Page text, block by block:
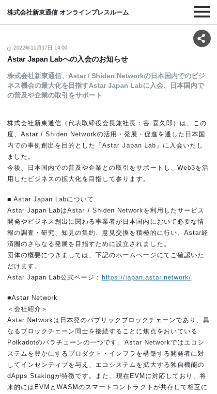
株式会社新東通信 オンラインプレスルーム
2022年11月17日 14:00
Astar Japan Labへの入会のお知らせ
株式会社新東通信、Astar / Shiden Networkの日本国内でのビジ
ネス機会の最大化を目指すAstar Japan Labに入会、日本国内で
の普及や企業の取引をサポート
株式会社新東通信（代表取締役会長兼社長：谷 喜久郎）は、この
度、Astar / Shiden Networkの活用・発展・促進を通した日本国
内での事例創出を目的とした「Astar Japan Lab」に入会いたし
ました。
今後、日本国内での普及や企業との取引をサポートし、Web3を活
用した ビジネスの拡大化を目指して参ります。
■ Astar Japan Labについて
Astar Japan LabはAstar / Shiden Networkを利用したサービス
開発やビジネス創出に関わる事業者が日本国内において必要な情
報の調査・研究、知見の集約、意見交換を積極的に行い、Astar経
済圏のさらなる発展を目指すために設立されました。
団体の概要につきましては、下記のホームページにてご確認いた
だけます。
Astar Japan Lab公式ページ： https://japan.astar.network/
■Astar Network
＜会社紹介＞
Astar Networkは日本発のパブリックブロックチェーンであり、異
なるブロックチェーン同士を接続することに焦点をおいている
Polkadotのパラチェーンの一つです。Astar Networkではエコシ
ステムを豊かにするプロダクト・インフラを構築する開発者に対
してインセンティブを与え、エコシステムを拡大する独自機能の
dApps Stakingが特徴です。また、現在EVMに対応しており、将
来的にはEVMとWASMのスマートコントラクトが共存して相互に